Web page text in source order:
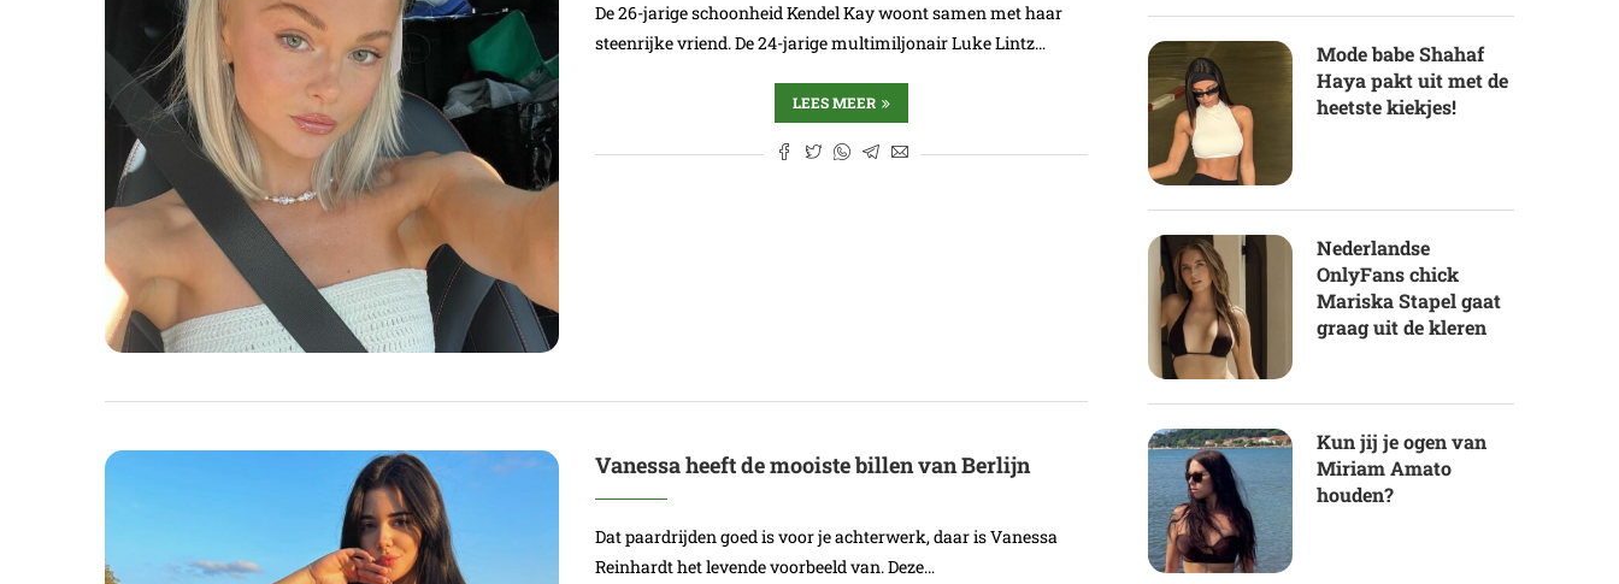
De 26-jarige schoonheid Kendel Kay woont samen met haar
steenrijke vriend. De 24-jarige multimiljonair Luke Lintz…
LEES MEER
Vanessa heeft de mooiste billen van Berlijn
Dat paardrijden goed is voor je achterwerk, daar is Vanessa
Reinhardt het levende voorbeeld van. Deze…
Mode babe Shahaf
Haya pakt uit met de
heetste kiekjes!
Nederlandse
OnlyFans chick
Mariska Stapel gaat
graag uit de kleren
Kun jij je ogen van
Miriam Amato
houden?